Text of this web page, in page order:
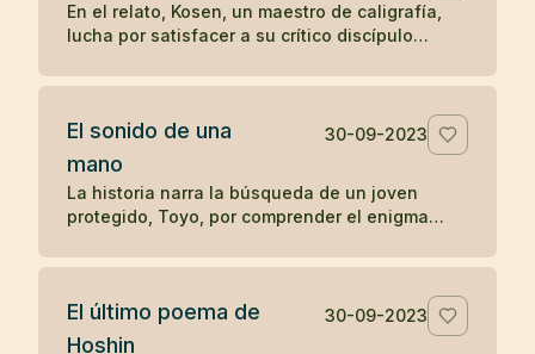
conocimiento personal sobre la enseñanza
erudita y superficial.
En el relato, Kosen, un maestro de caligrafía,
lucha por satisfacer a su crítico discípulo
principio" que se tallará en la puerta del templo
una ausencia momentánea del discípulo para
finalmente crear una obra maestra. El relato
ilustra cómo la espontaneidad y la liberación
de juicios externos pueden conducir a la
creativa.
El sonido de una
mano
30-09-2023
La historia narra la búsqueda de un joven
protegido, Toyo, por comprender el enigma
sonido de una mano. A través de la meditación
mundanos, Toyo finalmente llega a la
realización del sonido insonoro, simbolizando
El último poema de
Hoshin
30-09-2023